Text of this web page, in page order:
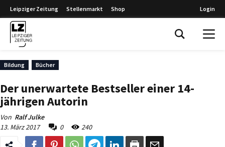
Leipziger Zeitung Stellenmarkt Shop Login
Bildung Bücher
Der unerwartete Bestseller einer 14-
jährigen Autorin
Von Ralf Julke
13. März 2017
0 240